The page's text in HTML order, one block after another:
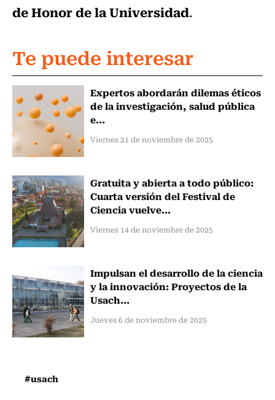
de Honor de la Universidad.
Te puede interesar
Expertos abordarán dilemas éticos
de la investigación, salud pública
e...
Viernes 21 de noviembre de 2025
Gratuita y abierta a todo público:
Cuarta versión del Festival de
Ciencia vuelve...
Viernes 14 de noviembre de 2025
Impulsan el desarrollo de la ciencia
y la innovación: Proyectos de la
Usach...
Jueves 6 de noviembre de 2025
#usach